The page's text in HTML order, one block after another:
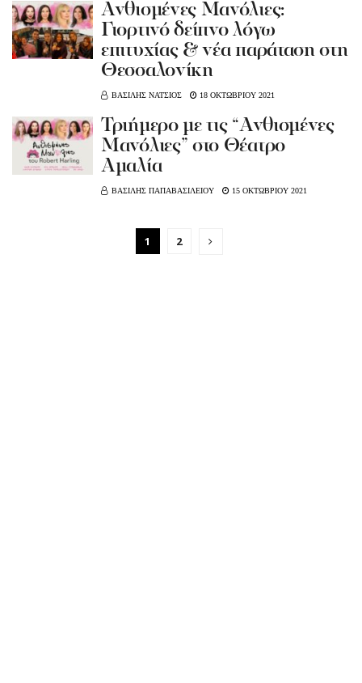
Ανθισμένες Μανόλιες:
Γιορτινό δείπνο λόγω
επιτυχίας & νέα παράταση στη
Θεσσαλονίκη
ΒΑΣΙΛΗΣ ΝΑΤΣΙΟΣ 18 ΟΚΤΩΒΡΙΟΥ 2021
Τριήμερο με τις “Ανθισμένες
Μανόλιες” στο Θέατρο
Αμαλία
ΒΑΣΙΛΗΣ ΠΑΠΑΒΑΣΙΛΕΙΟΥ 15 ΟΚΤΩΒΡΙΟΥ 2021
1 2